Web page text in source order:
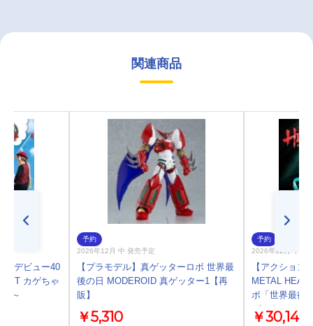
関連商品
/デビュー40
カゲちゃ
～
予約
2026年12月 中 発売予定
【プラモデル】真ゲッターロボ 世界最
後の日 MODEROID 真ゲッター1【再
販】
￥5,310
予約
2026年12月 中 発
【アクション
METAL HEAT
ボ「世界最後
ゲッターロボ
￥30,145